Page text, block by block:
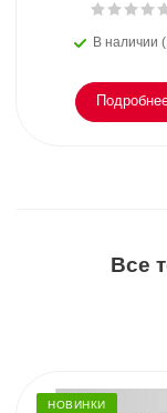
В наличии
Все
НОВИНКИ